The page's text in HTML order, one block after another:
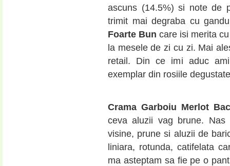
ascuns (14.5%) si note de
trimit mai degraba cu
Foarte Buncare isi merita
la mesele de zi cu zi. Mai
retail. Din ce imi aduc
exemplar din rosiile
Crama Garboiu Merlot
ceva aluzii vag brune. Nas
visine, prune si aluzii de
liniara, rotunda, catifelata
ma asteptam sa fie pe o